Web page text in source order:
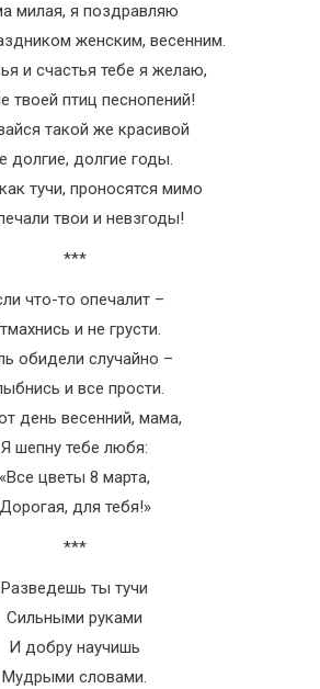
милая, я поздравляю
женским, весенним.
и счастья тебе я желаю,
твоей птиц песнопений!
такой же красивой
долгие, долгие годы.
тучи, проносятся мимо
твои и невзгоды!
***
что-то опечалит –
и не грусти.
обидели случайно –
и все прости.
день весенний, мама,
Я шепну тебе любя:
«Все цветы 8 марта,
Дорогая, для тебя!»
***
Разведешь ты тучи
Сильными руками
И добру научишь
Мудрыми словами.